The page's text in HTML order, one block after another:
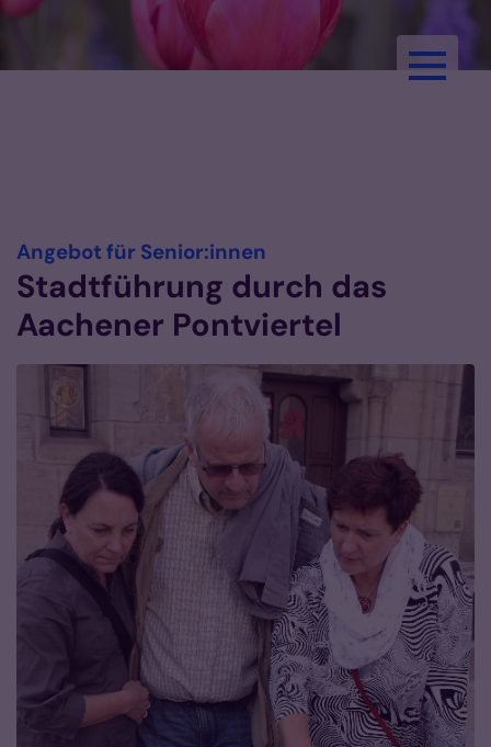
Zum Inhalt springen
Angebot für Senior:innen
Stadtführung durch das
Aachener Pontviertel